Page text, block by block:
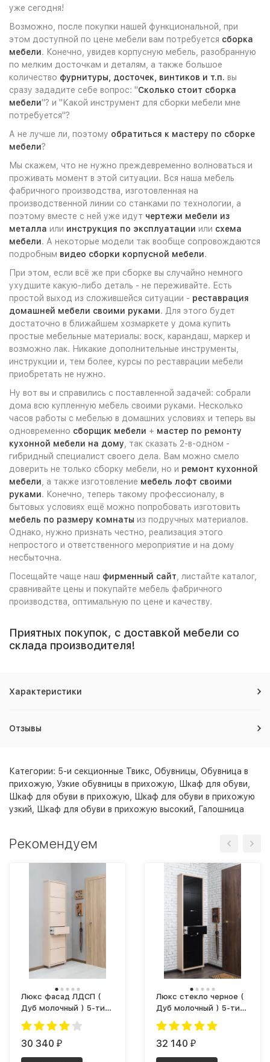
уже сегодня!
Возможно, после покупки нашей функциональной, при
этом доступной по цене мебели вам потребуется сборка
мебели. Конечно, увидев корпусную мебель, разобранную
по мелким досточкам и деталям, а также большое
количество фурнитуры, досточек, винтиков и т.п. вы
сразу зададите себе вопрос: "Сколько стоит сборка
мебели"? и "Какой инструмент для сборки мебели мне
потребуется"?
А не лучше ли, поэтому обратиться к мастеру по сборке
мебели?
Мы скажем, что не нужно преждевременно волноваться и
проживать момент в этой ситуации. Вся наша мебель
фабричного производства, изготовленная на
производственной линии со станками по технологии, а
поэтому вместе с ней уже идут чертежи мебели из
металла или инструкция по эксплуатации или схема
мебели. А некоторые модели так вообще сопровождаются
подробным видео сборки корпусной мебели.
При этом, если всё же при сборке вы случайно немного
ухудшите какую-либо деталь - не переживайте. Есть
простой выход из сложившейся ситуации - реставрация
домашней мебели своими руками. Для этого будет
достаточно в ближайшем хозмаркете у дома купить
простые мебельные материалы: воск, карандаш, маркер и
возможно лак. Никакие дополнительные инструменты,
инструкции и, тем более, курсы по реставрации мебели
приобретать не нужно.
Ну вот вы и справились с поставленной задачей: собрали
дома всю купленную мебель своими руками. Несколько
часов работы с мебелью в домашних условиях и теперь вы
одновременно сборщик мебели + мастер по ремонту
кухонной мебели на дому , так сказать 2-в-одном -
гибридный специалист своего дела. Вам можно смело
доверить не только сборку мебели, но и ремонт кухонной
мебели , а также изготовление мебель лофт своими
руками. Конечно, теперь такому профессионалу, в
бытовых условиях ещё можно попробовать изготовить
мебель по размеру комнаты из подручных материалов.
Однако, нужно признать честно, реализация этого
непростого и ответственного мероприятие и на дому
несбыточна.
Посещайте чаще наш фирменный сайт , листайте каталог,
сравнивайте цены и покупайте мебель фабричного
производства, оптимальную по цене и качеству.
Приятных покупок, с доставкой мебели со
склада производителя!
Характеристики
Отзывы
Категории: 5-и секционные Твикс Обувницы Обувница в
прихожую
Узкие обувницы в прихожую Шкаф для обуви
Шкаф для обуви в прихожую
Шкаф для обуви в прихожую
узкий
Шкаф для обуви в прихожую высокий Галошница
Рекомендуем
Люкс фасад ЛДСП (
Дуб молочный ) 5-ти
секционный Плюс
30 340 ₽
Люкс стекло черное (
Дуб молочный ) 5-ти
секционный Плюс
32 140 ₽